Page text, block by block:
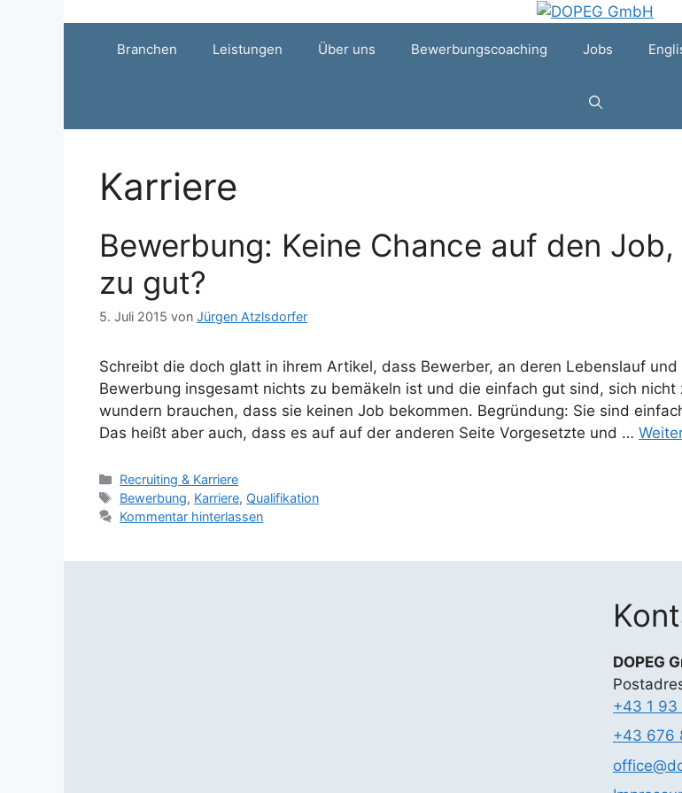
Branchen Leistungen Über uns Bewerbungscoaching Jobs
Karriere
Bewerbung: Keine Chance auf den Job,
zu gut?
5. Juli 2015 von Jürgen Atzlsdorfer
Schreibt die doch glatt in ihrem Artikel, dass Bewerber, an deren Lebenslauf und
Bewerbung insgesamt nichts zu bemäkeln ist und die einfach gut sind, sich nicht
wundern brauchen, dass sie keinen Job bekommen. Begründung: Sie sind
Das heißt aber auch, dass es auf auf der anderen Seite Vorgesetzte und …
Kategorien
Recruiting & Karriere
Schlagwörter
Bewerbung, Karriere, Qualifikation
Kommentar hinterlassen
DOPEG
+43 1 93
+43 676